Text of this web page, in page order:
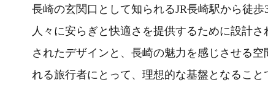
長崎の玄関口として知られるJR長崎駅から徒
人々に安らぎと快適さを提供するために設計
されたデザインと、長崎の魅力を感じさせる
れる旅行者にとって、理想的な基盤となること